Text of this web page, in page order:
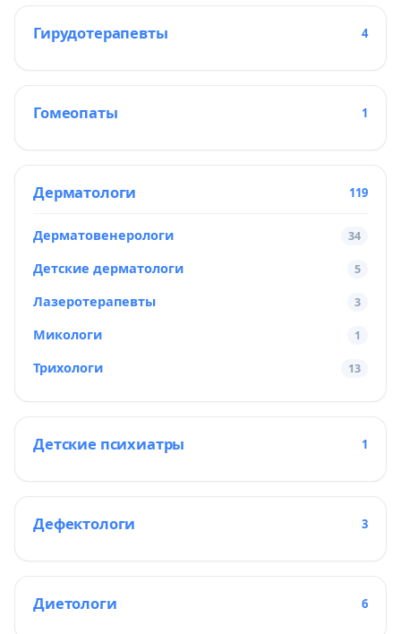
Гирудотерапевты 4
Гомеопаты 1
Дерматологи 119
Дерматовенерологи 34
Детские дерматологи 5
Лазеротерапевты 3
Микологи 1
Трихологи 13
Детские психиатры 1
Дефектологи 3
Диетологи 6